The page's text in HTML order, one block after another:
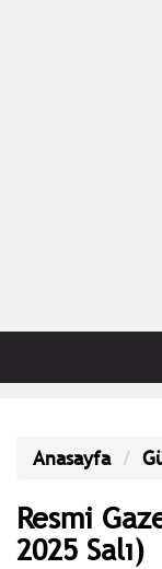
Anasayfa
Resmi
2025 Salı)